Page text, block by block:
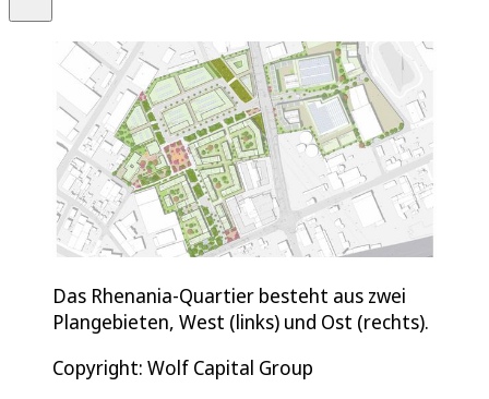
Das Rhenania-Quartier besteht aus zwei
Plangebieten, West (links) und Ost (rechts).
Copyright: Wolf Capital Group